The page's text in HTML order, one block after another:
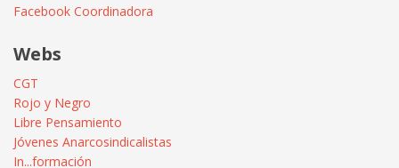
Facebook Coordinadora
Webs
CGT
Rojo y Negro
Libre Pensamiento
Jóvenes Anarcosindicalistas
In...formación